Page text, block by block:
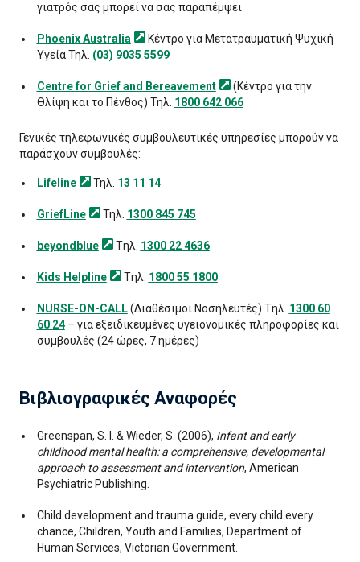
γιατρός σας μπορεί να σας παραπέμψει
Phoenix Australia
Κέντρο για Μετατραυματική Ψυχική
Υγεία Τηλ. (03) 9035 5599
Centre for Grief and Bereavement
(Κέντρο για την
Θλίψη και το Πένθος) Τηλ. 1800 642 066
Γενικές τηλεφωνικές συμβουλευτικές υπηρεσίες μπορούν να
παράσχουν συμβουλές:
Lifeline Τηλ. 13 11 14
GriefLine Τηλ. 1300 845 745
beyondblue Tηλ. 1300 22 4636
Kids Helpline Tηλ. 1800 55 1800
NURSE-ON-CALL(Διαθέσιμοι Νοσηλευτές) Tηλ. 1300 60
60 24– για εξειδικευμένες υγειονομικές πληροφορίες και
συμβουλές (24 ώρες, 7 ημέρες)
Βιβλιογραφικές Αναφορές
Greenspan, S. I. & Wieder, S. (2006), Infant and early
childhood mental health: a comprehensive, developmental
approach to assessment and intervention, American
Psychiatric Publishing.
Child development and trauma guide, every child every
chance, Children, Youth and Families, Department of
Human Services, Victorian Government.